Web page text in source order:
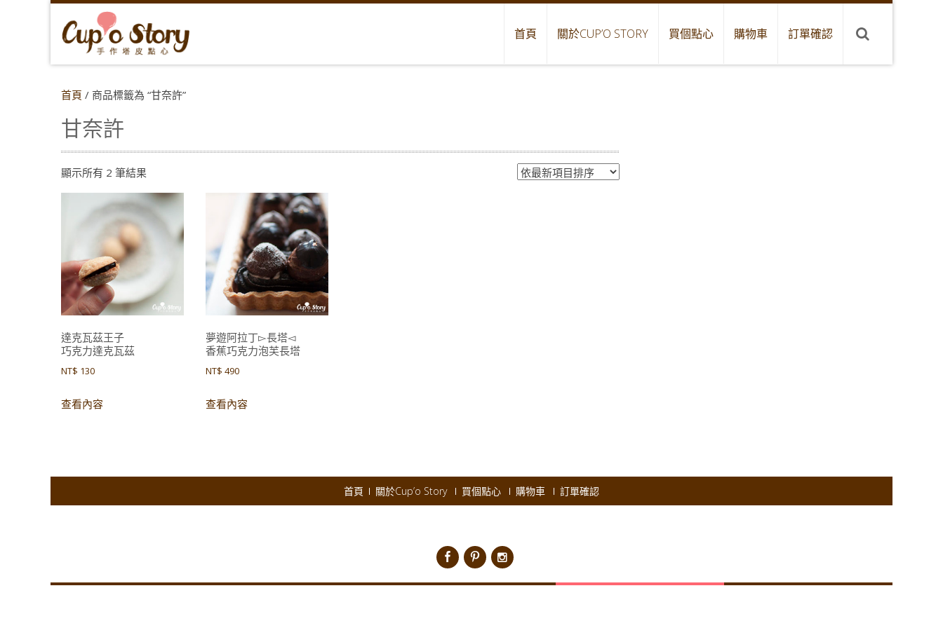
首頁 關於CUP’O STORY 買個點心 購物車 訂單確認
首頁 / 商品標籤為 “甘奈許”
甘奈許
顯示所有 2 筆結果
最
項
序
達克瓦茲王子
巧克力達克瓦茲
NT$ 130
查看內容
夢遊阿拉丁▻長塔◅
香蕉巧克力泡芙長塔
NT$ 490
查看內容
首頁 關於Cup’o Story 買個點心 購物車 訂單確認